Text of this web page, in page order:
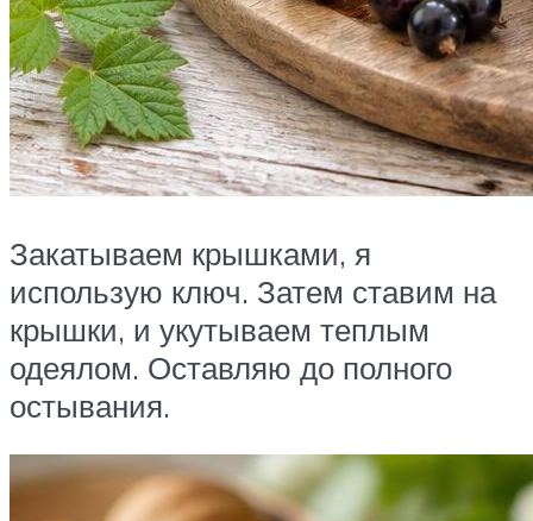
Закатываем крышками, я
использую ключ. Затем ставим на
крышки, и укутываем теплым
одеялом. Оставляю до полного
остывания.